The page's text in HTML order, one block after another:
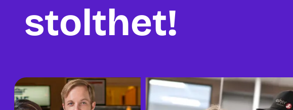
stolthet!